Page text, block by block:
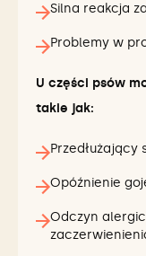
Silna reakcja
Problemy w
U części psów
takie jak:
Przedłużający
Opóźnienie
Odczyn